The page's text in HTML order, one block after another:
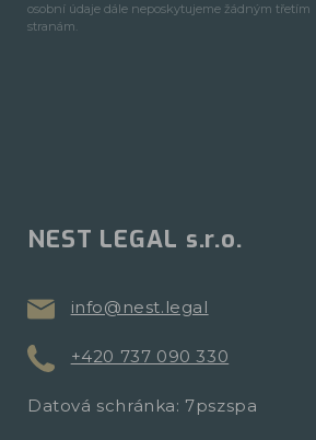
osobní údaje dále neposkytujeme žádným třetím
stranám.
NEST LEGAL s.r.o.
info@nest.legal
+420 737 090 330
Datová schránka: 7pszspa